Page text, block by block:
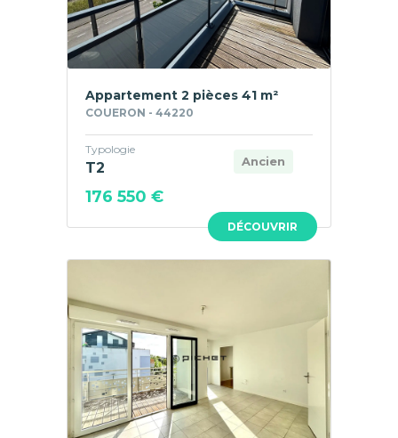
DÉCOUVRIR
Appartement 2 pièces 41 m²
COUERON - 44220
Ancien
Typologie
T2
176 550 €